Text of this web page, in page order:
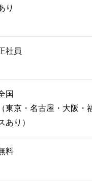
り
社員
国
（東京・名古屋・大阪・
あり）
料